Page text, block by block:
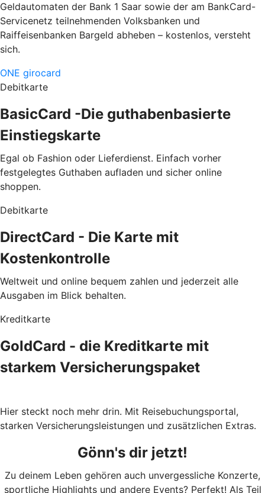
Geldautomaten der Bank 1 Saar sowie der am BankCard-
Servicenetz teilnehmenden Volksbanken und
Raiffeisenbanken Bargeld abheben – kostenlos, versteht
sich.
ONE girocard
Debitkarte
BasicCard -Die guthabenbasierte
Einstiegskarte
Egal ob Fashion oder Lieferdienst. Einfach vorher
festgelegtes Guthaben aufladen und sicher online
shoppen.
Debitkarte
DirectCard - Die Karte mit
Kostenkontrolle
Weltweit und online bequem zahlen und jederzeit alle
Ausgaben im Blick behalten.
Kreditkarte
GoldCard - die Kreditkarte mit
starkem Versicherungspaket
Hier steckt noch mehr drin. Mit Reisebuchungsportal,
starken Versicherungsleistungen und zusätzlichen Extras.
Gönn's dir jetzt!
Zu deinem Leben gehören auch unvergessliche Konzerte,
sportliche Highlights und andere Events? Perfekt! Als Teil